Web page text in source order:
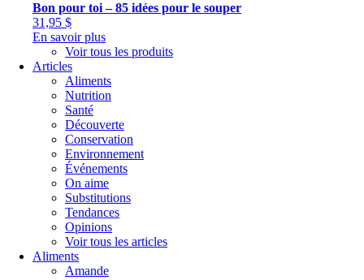
Bon pour toi – 85 idées pour le souper
31,95 $
En savoir plus
Voir tous les produits
Articles
Aliments
Nutrition
Santé
Découverte
Conservation
Environnement
Événements
On aime
Substitutions
Tendances
Opinions
Voir tous les articles
Aliments
Amande